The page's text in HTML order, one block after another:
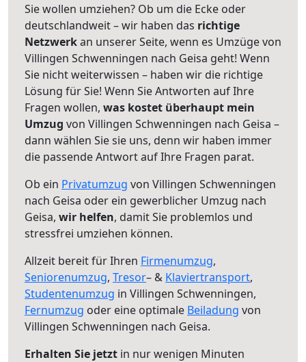
Sie wollen umziehen? Ob um die Ecke oder
deutschlandweit – wir haben das richtige
Netzwerkan unserer Seite, wenn es Umzüge von
Villingen Schwenningen nach Geisa geht! Wenn
Sie nicht weiterwissen – haben wir die richtige
Lösung für Sie! Wenn Sie Antworten auf Ihre
Fragen wollen, was kostet überhaupt mein
Umzug von Villingen Schwenningen nach Geisa –
dann wählen Sie sie uns, denn wir haben immer
die passende Antwort auf Ihre Fragen parat.
Ob ein Privatumzug von Villingen Schwenningen
nach Geisa oder ein gewerblicher Umzug nach
Geisa, wir helfen, damit Sie problemlos und
stressfrei umziehen können.
Allzeit bereit für Ihren Firmenumzug,
Seniorenumzug, Tresor– & Klaviertransport,
Studentenumzug in Villingen Schwenningen,
Fernumzug oder eine optimale Beiladung von
Villingen Schwenningen nach Geisa.
Erhalten Sie jetzt in nur wenigen Minuten